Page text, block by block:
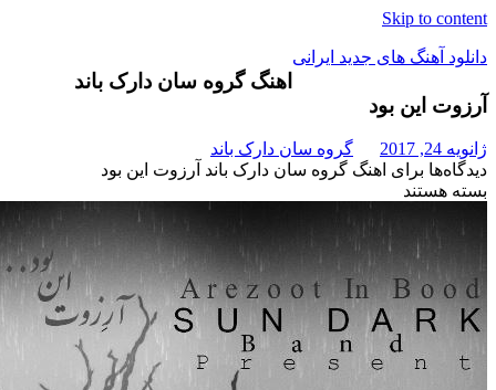
Skip
های جدید ایرانی
اهنگ گروه سان دارک باند
بود
گروه سان دارک باند
برای اهنگ گروه سان دارک باند آرزوت این بود